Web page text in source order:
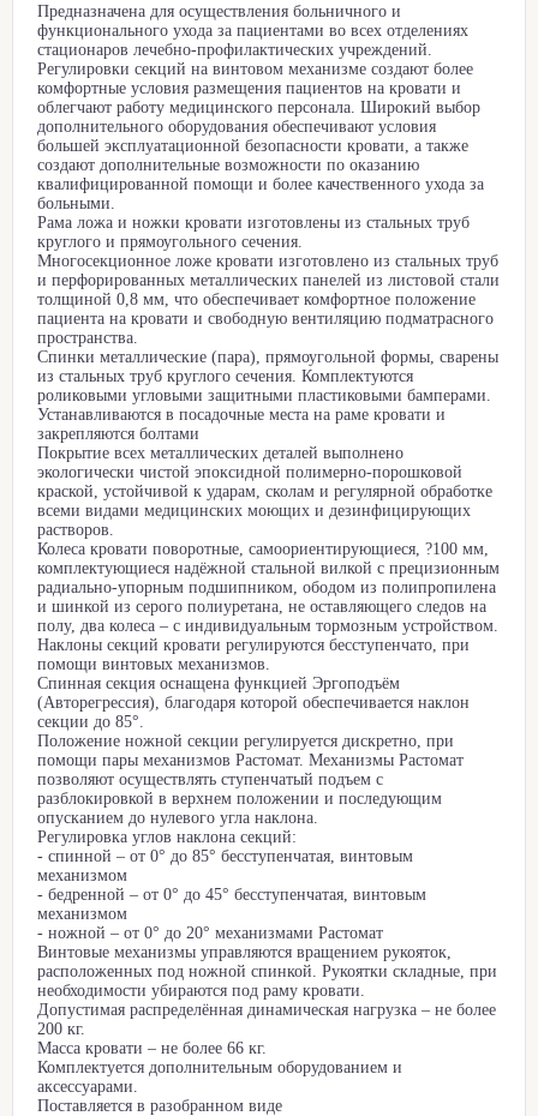
Предназначена для осуществления больничного и
функционального ухода за пациентами во всех отделениях
стационаров лечебно-профилактических учреждений.
Регулировки секций на винтовом механизме создают более
комфортные условия размещения пациентов на кровати и
облегчают работу медицинского персонала. Широкий выбор
дополнительного оборудования обеспечивают условия
большей эксплуатационной безопасности кровати, а также
создают дополнительные возможности по оказанию
квалифицированной помощи и более качественного ухода за
больными.
Рама ложа и ножки кровати изготовлены из стальных труб
круглого и прямоугольного сечения.
Многосекционное ложе кровати изготовлено из стальных труб
и перфорированных металлических панелей из листовой стали
толщиной 0,8 мм, что обеспечивает комфортное положение
пациента на кровати и свободную вентиляцию подматрасного
пространства.
Спинки металлические (пара), прямоугольной формы, сварены
из стальных труб круглого сечения. Комплектуются
роликовыми угловыми защитными пластиковыми бамперами.
Устанавливаются в посадочные места на раме кровати и
закрепляются болтами
Покрытие всех металлических деталей выполнено
экологически чистой эпоксидной полимерно-порошковой
краской, устойчивой к ударам, сколам и регулярной обработке
всеми видами медицинских моющих и дезинфицирующих
растворов.
Колеса кровати поворотные, самоориентирующиеся, ?100 мм,
комплектующиеся надёжной стальной вилкой с прецизионным
радиально-упорным подшипником, ободом из полипропилена
и шинкой из серого полиуретана, не оставляющего следов на
полу, два колеса – с индивидуальным тормозным устройством.
Наклоны секций кровати регулируются бесступенчато, при
помощи винтовых механизмов.
Спинная секция оснащена функцией Эргоподъём
(Авторегрессия), благодаря которой обеспечивается наклон
секции до 85°.
Положение ножной секции регулируется дискретно, при
помощи пары механизмов Растомат. Механизмы Растомат
позволяют осуществлять ступенчатый подъем с
разблокировкой в верхнем положении и последующим
опусканием до нулевого угла наклона.
Регулировка углов наклона секций:
- спинной – от 0° до 85° бесступенчатая, винтовым
механизмом
- бедренной – от 0° до 45° бесступенчатая, винтовым
механизмом
- ножной – от 0° до 20° механизмами Растомат
Винтовые механизмы управляются вращением рукояток,
расположенных под ножной спинкой. Рукоятки складные, при
необходимости убираются под раму кровати.
Допустимая распределённая динамическая нагрузка – не более
200 кг.
Масса кровати – не более 66 кг.
Комплектуется дополнительным оборудованием и
аксессуарами.
Поставляется в разобранном виде